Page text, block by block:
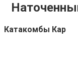
Катакомбы Кар